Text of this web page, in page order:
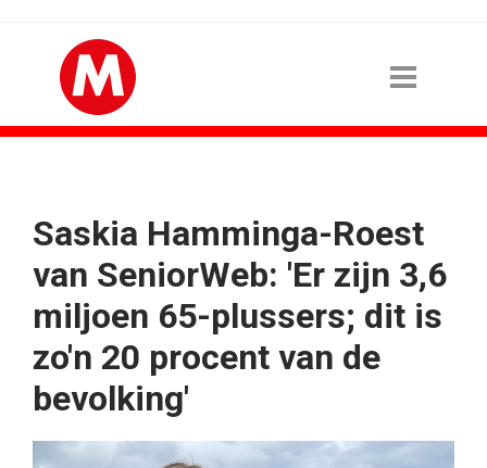
Saskia Hamminga-Roest
van SeniorWeb: 'Er zijn 3,6
miljoen 65-plussers; dit is
zo'n 20 procent van de
bevolking'